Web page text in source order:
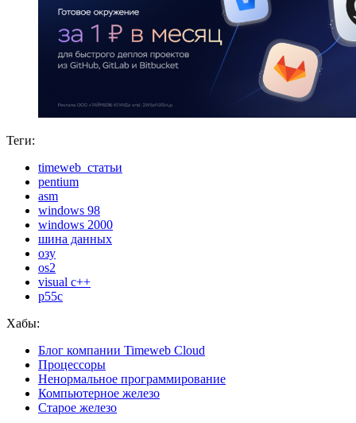
Теги:
timeweb_статьи
pentium
asm
windows 98
windows 2000
шина данных
озу
os2
visual c++
p55c
Хабы:
Блог компании Timeweb Cloud
Процессоры
Ненормальное программирование
Компьютерное железо
Старое железо